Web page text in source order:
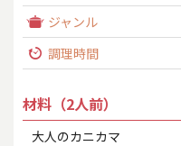
ジャンル
調理時間
材料（2人前）
大人のカニカマ